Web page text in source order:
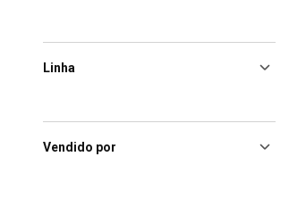
Linha
Vendido por